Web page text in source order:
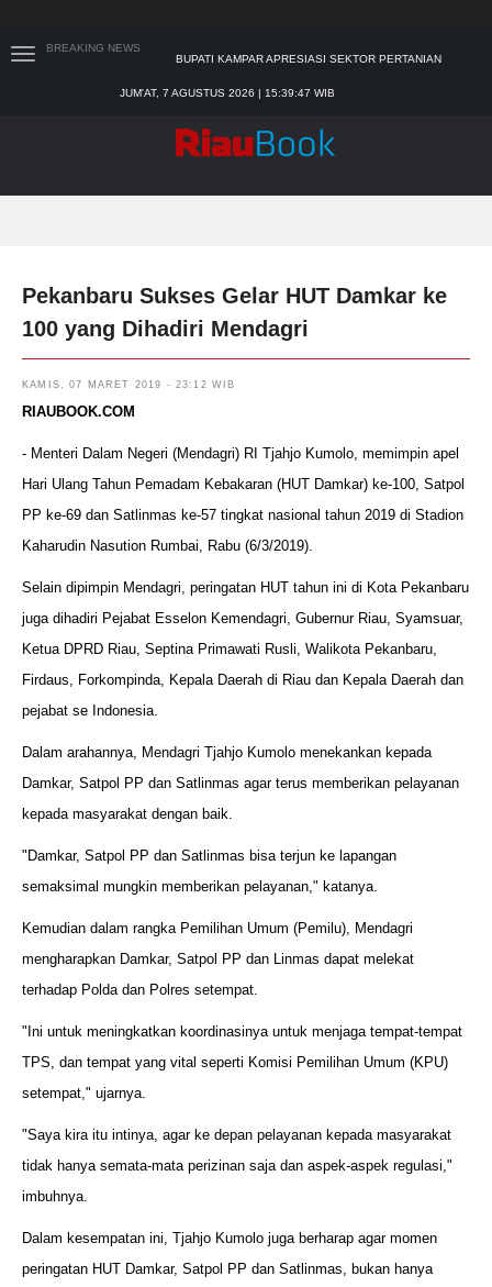
BREAKING NEWS
BUPATI KAMPAR APRESIASI SEKTOR PERTANIAN
SEKDA RIAU APRESIASI PLT GUBERNUR TERKAIT
TIM MANGGALA AGNI MASIH LAKUKAN PEMADAMAN
KEBAKARAN HUTAN DAN LAHAN
SAR PADANG EVAKUASI PELAJAR YANG TERJEBAK
JUM'AT, 7 AGUSTUS 2026 | 15:39:48 WIB
Pekanbaru Sukses Gelar HUT Damkar ke
100 yang Dihadiri Mendagri
KAMIS, 07 MARET 2019 - 23:12 WIB
RIAUBOOK.COM
- Menteri Dalam Negeri (Mendagri) RI Tjahjo Kumolo, memimpin apel
Hari Ulang Tahun Pemadam Kebakaran (HUT Damkar) ke-100, Satpol
PP ke-69 dan Satlinmas ke-57 tingkat nasional tahun 2019 di Stadion
Kaharudin Nasution Rumbai, Rabu (6/3/2019).
Selain dipimpin Mendagri, peringatan HUT tahun ini di Kota Pekanbaru
juga dihadiri Pejabat Esselon Kemendagri, Gubernur Riau, Syamsuar,
Ketua DPRD Riau, Septina Primawati Rusli, Walikota Pekanbaru,
Firdaus, Forkompinda, Kepala Daerah di Riau dan Kepala Daerah dan
pejabat se Indonesia.
Dalam arahannya, Mendagri Tjahjo Kumolo menekankan kepada
Damkar, Satpol PP dan Satlinmas agar terus memberikan pelayanan
kepada masyarakat dengan baik.
"Damkar, Satpol PP dan Satlinmas bisa terjun ke lapangan
semaksimal mungkin memberikan pelayanan," katanya.
Kemudian dalam rangka Pemilihan Umum (Pemilu), Mendagri
mengharapkan Damkar, Satpol PP dan Linmas dapat melekat
terhadap Polda dan Polres setempat.
"Ini untuk meningkatkan koordinasinya untuk menjaga tempat-tempat
TPS, dan tempat yang vital seperti Komisi Pemilihan Umum (KPU)
setempat," ujarnya.
"Saya kira itu intinya, agar ke depan pelayanan kepada masyarakat
tidak hanya semata-mata perizinan saja dan aspek-aspek regulasi,"
imbuhnya.
Dalam kesempatan ini, Tjahjo Kumolo juga berharap agar momen
peringatan HUT Damkar, Satpol PP dan Satlinmas, bukan hanya